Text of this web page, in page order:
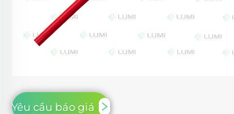
Yêu cầu báo giá